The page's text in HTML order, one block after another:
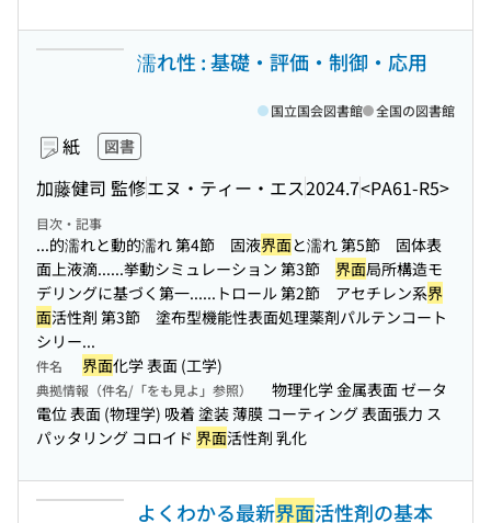
濡れ性 : 基礎・評価・制御・応用
紙 図書
加藤健司 監修エヌ・ティー・エス2024.7<PA61-R5>
国立国会図書館 全国の図書館
目次・記事
...的濡れと動的濡れ 第4節 固液界面と濡れ 第5節 固体表
面上液滴......挙動シミュレーション 第3節 界面局所構造モ
デリングに基づく第一......トロール 第2節 アセチレン系界
面活性剤 第3節 塗布型機能性表面処理薬剤パルテンコート
シリー...
件名 界面化学 表面 (工学)
典拠情報（件名/「をも見よ」参照）
物理化学 金属表面 ゼータ
電位 表面 (物理学) 吸着 塗装 薄膜 コーティング 表面張力 ス
パッタリング コロイド 界面活性剤 乳化
よくわかる最新界面活性剤の基本